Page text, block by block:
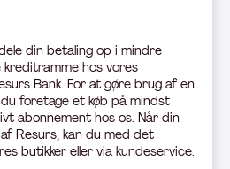
din betaling op i mindre
hos vores
Bank. For at gøre brug af en
foretage et køb på mindst
abonnement hos os. Når din
Resurs, kan du med det
butikker eller via kundeservice.